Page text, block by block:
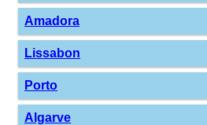
Amadora
Lissabon
Porto
Algarve